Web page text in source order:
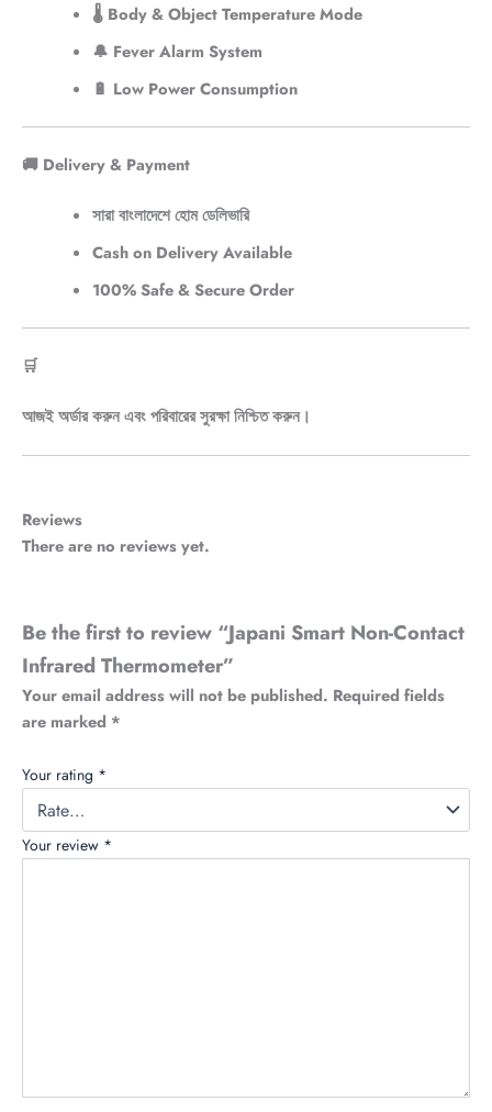
🌡️ Body & Object Temperature Mode
🔔 Fever Alarm System
🔋 Low Power Consumption
🚚 Delivery & Payment
সারা বাংলাদেশে হোম ডেলিভারি
Cash on Delivery Available
100% Safe & Secure Order
🛒
আজই অর্ডার করুন এবং পরিবারের সুরক্ষা নিশ্চিত করুন।
Reviews
There are no reviews yet.
Be the first to review “Japani Smart Non-Contact
Infrared Thermometer”
Your email address will not be published. Required fields
are marked *
Your rating *
Your review *